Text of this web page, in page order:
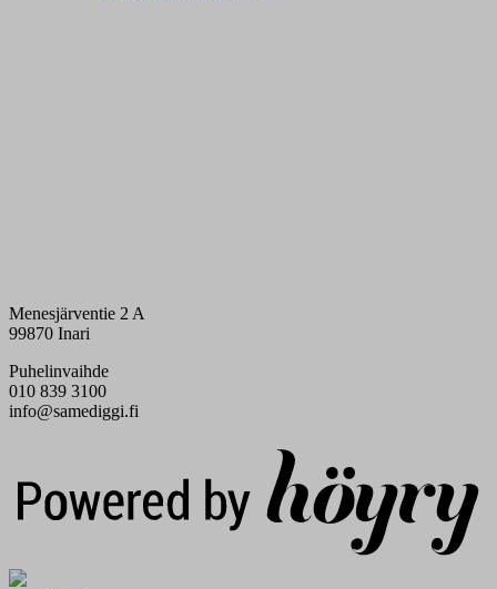
Menesjärventie 2 A
99870 Inari
Puhelinvaihde
010 839 3100
info@samediggi.fi